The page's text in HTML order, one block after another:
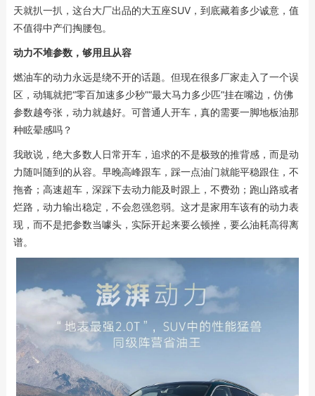
天就扒一扒，这台大厂出品的大五座SUV，到底藏着多少诚意，值
不值得中产们掏腰包。
动力不堆参数，够用且从容
燃油车的动力永远是绕不开的话题。但现在很多厂家走入了一个误
区，动辄就把“零百加速多少秒”“最大马力多少匹”挂在嘴边，仿佛
参数越夸张，动力就越好。可普通人开车，真的需要一脚地板油那
种眩晕感吗？
我敢说，绝大多数人日常开车，追求的不是极致的推背感，而是动
力随叫随到的从容。早晚高峰跟车，踩一点油门就能平稳跟住，不
拖沓；高速超车，深踩下去动力能及时跟上，不费劲；跑山路或者
烂路，动力输出稳定，不会忽强忽弱。这才是家用车该有的动力表
现，而不是把参数当噱头，实际开起来要么顿挫，要么油耗高得离
谱。